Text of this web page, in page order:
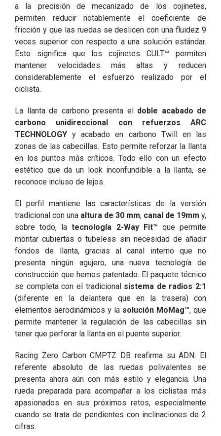
a la precisión de mecanizado de los cojinetes,
permiten reducir notablemente el coeficiente de
fricción y que las ruedas se deslicen con una fluidez 9
veces superior con respecto a una solución estándar.
Esto significa que los cojinetes CULT™ permiten
mantener velocidades más altas y reducen
considerablemente el esfuerzo realizado por el
ciclista.
La llanta de carbono presenta el doble acabado de
carbono unidireccional con refuerzos ARC
TECHNOLOGY y acabado en carbono Twill en las
zonas de las cabecillas. Esto permite reforzar la llanta
en los puntos más críticos. Todo ello con un efecto
estético que da un look inconfundible a la llanta, se
reconoce incluso de lejos.
El perfil mantiene las características de la versión
tradicional con una altura de 30 mm, canal de 19mm y,
sobre todo, latecnología 2-Way Fit™ que permite
montar cubiertas o tubeless sin necesidad de añadir
fondos de llanta, gracias al canal interno que no
presenta ningún agujero, una nueva tecnología de
construcción que hemos patentado. El paquete técnico
se completa con el tradicional sistema de radios 2:1
(diferente en la delantera que en la trasera) con
elementos aerodinámicos y la solución MoMag™, que
permite mantener la regulación de las cabecillas sin
tener que perforar la llanta en el puente superior.
Racing Zero Carbon CMPTZ DB reafirma su ADN: El
referente absoluto de las ruedas polivalentes se
presenta ahora aún con más estilo y elegancia. Una
rueda preparada para acompañar a los ciclistas más
apasionados en sus próximos retos, especialmente
cuando se trata de pendientes con inclinaciones de 2
cifras.